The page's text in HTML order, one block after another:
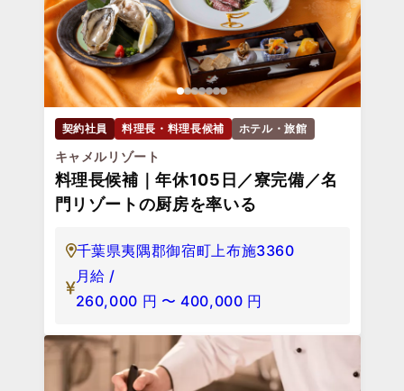
契約社員 料理長・料理長候補 ホテル・旅館
キャメルリゾート
料理長候補｜年休105日／寮完備／名
門リゾートの厨房を率いる
千葉県夷隅郡御宿町上布施3360
月給 /
260,000 円 〜 400,000 円